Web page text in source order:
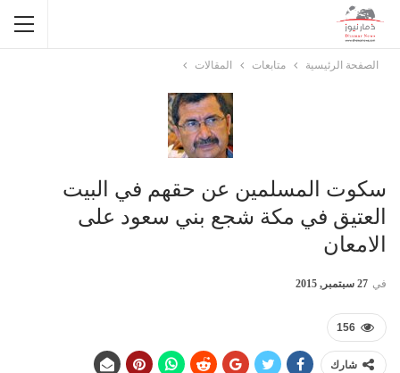
الصفحة الرئيسية متابعات المقالات
سكوت المسلمين عن حقهم في البيت
العتيق في مكة شجع بني سعود على
الامعان
في 27 سبتمبر, 2015
156
شارك